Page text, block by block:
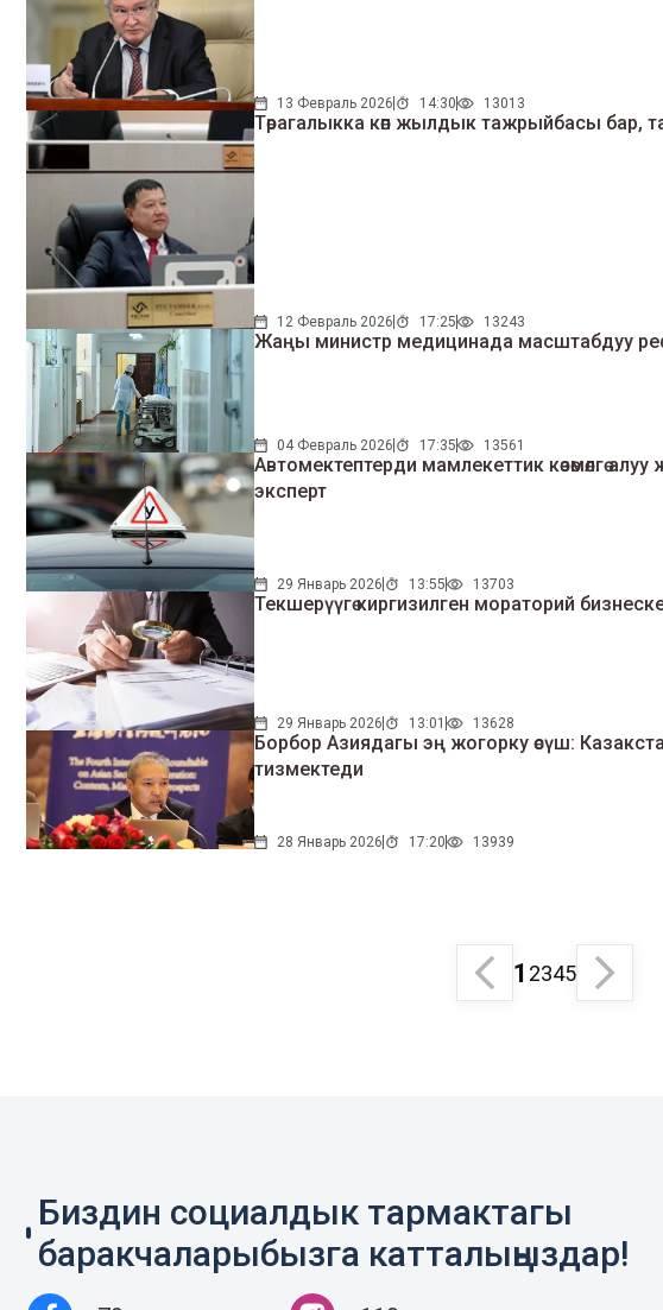
13 Февраль 2026 14:30 13013
Төрагалыкка көп жылдык тажрыйбасы бар,
12 Февраль 2026 17:25 13243
Жаңы министр медицинада масштабдуу
04 Февраль 2026 17:35 13561
Автомектептерди мамлекеттик көзөмөлгө
эксперт
29 Январь 2026 13:55 13703
Текшерүүгө киргизилген мораторий
29 Январь 2026 13:01 13628
Борбор Азиядагы эң жогорку өсүш:
тизмектеди
28 Январь 2026 17:20 13939
1 2345
Биздин социалдык тармактагы
баракчаларыбызга катталыңыздар!